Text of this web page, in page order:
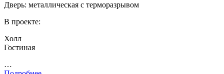
Дверь: металлическая с терморазрывом
В проекте:
Холл
Гостиная
…